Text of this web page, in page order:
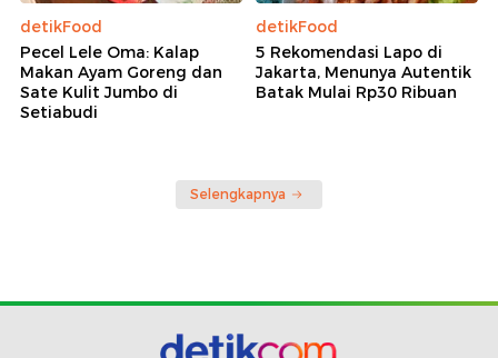
detikFood
Pecel Lele Oma: Kalap
Makan Ayam Goreng dan
Sate Kulit Jumbo di
Setiabudi
detikFood
5 Rekomendasi Lapo di
Jakarta, Menunya Autentik
Batak Mulai Rp30 Ribuan
Selengkapnya